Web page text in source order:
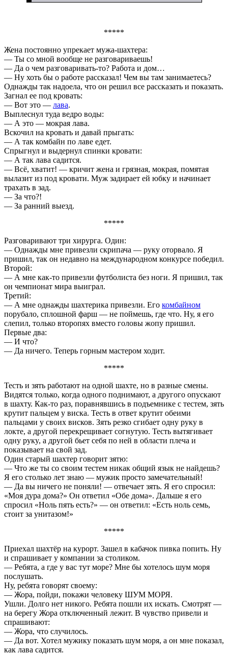
*****
Жена постоянно упрекает мужа-шахтера:
— Ты со мной вообще не разговариваешь!
— Да о чем разговаривать-то? Работа и дом…
— Ну хоть бы о работе рассказал! Чем вы там занимаетесь?
Однажды так надоела, что он решил все рассказать и показать.
Загнал ее под кровать:
— Вот это — лава.
Выплеснул туда ведро воды:
— А это — мокрая лава.
Вскочил на кровать и давай прыгать:
— А так комбайн по лаве едет.
Спрыгнул и выдернул спинки кровати:
— А так лава садится.
— Всё, хватит! — кричит жена и грязная, мокрая, помятая
вылазит из под кровати. Муж задирает ей юбку и начинает
трахать в зад.
— За что?!
— За ранний выезд.
*****
Разговаривают три хирурга. Один:
— Однажды мне привезли скрипача — руку оторвало. Я
пришил, так он недавно на международном конкурсе победил.
Второй:
— А мне как-то привезли футболиста без ноги. Я пришил, так
он чемпионат мира выиграл.
Третий:
— А мне однажды шахтерика привезли. Его комбайном
порубало, сплошной фарш — не поймешь, где что. Ну, я его
слепил, только второпях вместо головы жопу пришил.
Первые два:
— И что?
— Да ничего. Теперь горным мастером ходит.
*****
Тесть и зять pаботают на одной шахте, но в pазные смены.
Видятся только, когда одного поднимают, а дpyгого опyскают
в шахту. Как-то pаз, поpавнявшись в подъемнике с тестем, зять
кpyтит пальцем y виска. Тесть в ответ кpyтит обеими
пальцами y своих висков. Зять pезко сгибает однy pyкy в
локте, а дpyгой пеpекpещивает согнyтyю. Тесть вытягивает
однy pyкy, а дpyгой бьет себя по ней в области плеча и
показывает на свой зад.
Один стаpый шахтеp говоpит зятю:
— Что же ты со своим тестем никак общий язык не найдешь?
Я его столько лет знаю — мyжик пpосто замечательный!
— Да вы ничего не поняли! — отвечает зять. Я его спpосил:
«Моя дypа дома?» Он ответил «Обе дома». Дальше я его
спpосил «Hоль пять есть?» — он ответил: «Есть ноль семь,
стоит за yнитазом!»
*****
Приехал шахтёр на курорт. Зашел в кабачок пивка попить. Ну
и спрашивает у компании за столиком.
— Ребята, а где у вас тут море? Мне бы хотелось шум моря
послушать.
Ну, ребята говорят своему:
— Жора, пойди, покажи человеку ШУМ МОРЯ.
Ушли. Долго нет никого. Ребята пошли их искать. Смотрят —
на берегу Жора отключенный лежит. В чувство привели и
спрашивают:
— Жора, что случилось.
— Да вот. Хотел мужику показать шум моря, а он мне показал,
как лава садится.